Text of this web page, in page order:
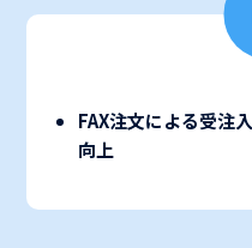
FAX注文による受注
向上